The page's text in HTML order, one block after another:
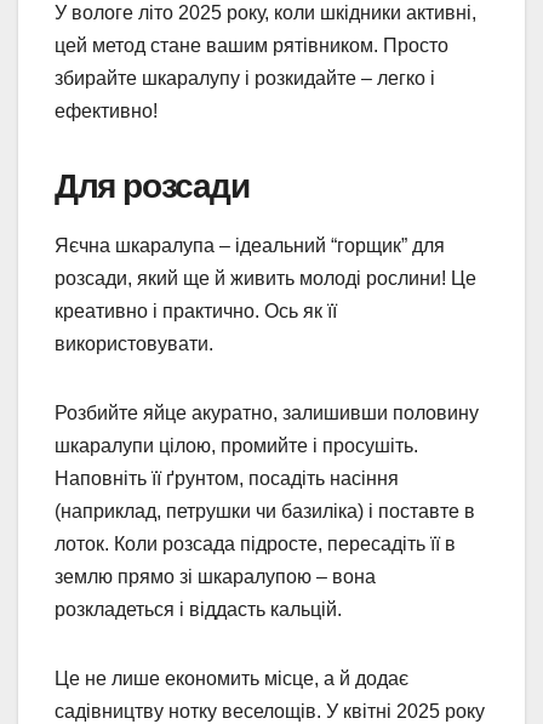
У вологе літо 2025 року, коли шкідники активні,
цей метод стане вашим рятівником. Просто
збирайте шкаралупу і розкидайте – легко і
ефективно!
Для розсади
Яєчна шкаралупа – ідеальний “горщик” для
розсади, який ще й живить молоді рослини! Це
креативно і практично. Ось як її
використовувати.
Розбийте яйце акуратно, залишивши половину
шкаралупи цілою, промийте і просушіть.
Наповніть її ґрунтом, посадіть насіння
(наприклад, петрушки чи базиліка) і поставте в
лоток. Коли розсада підросте, пересадіть її в
землю прямо зі шкаралупою – вона
розкладеться і віддасть кальцій.
Це не лише економить місце, а й додає
садівництву нотку веселощів. У квітні 2025 року